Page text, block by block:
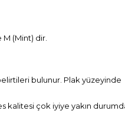
M (Mint) dir.
bulunur. Plak
çok iyiye yakın